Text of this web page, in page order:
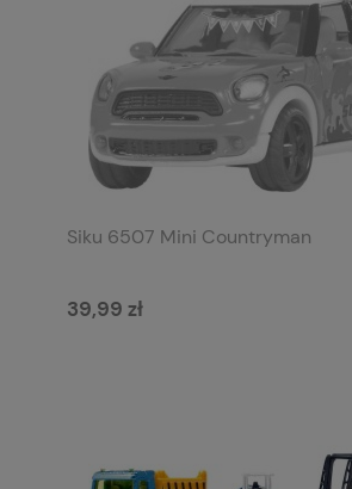
Siku 6507 Mini Countryman
39,99 zł